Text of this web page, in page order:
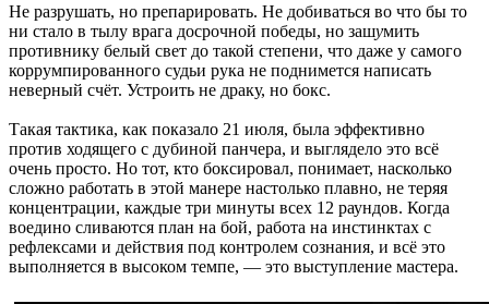
Не разрушать, но препарировать. Не добиваться во что бы то
ни стало в тылу врага досрочной победы, но зашумить
противнику белый свет до такой степени, что даже у самого
коррумпированного судьи рука не поднимется написать
неверный счёт. Устроить не драку, но бокс.
Такая тактика, как показало 21 июля, была эффективно
против ходящего с дубиной панчера, и выглядело это всё
очень просто. Но тот, кто боксировал, понимает, насколько
сложно работать в этой манере настолько плавно, не теряя
концентрации, каждые три минуты всех 12 раундов. Когда
воедино сливаются план на бой, работа на инстинктах с
рефлексами и действия под контролем сознания, и всё это
выполняется в высоком темпе, — это выступление мастера.